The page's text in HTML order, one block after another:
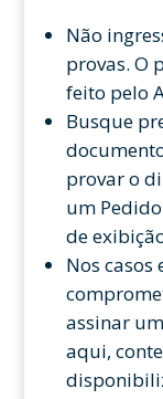
Não
provas. O
feito pelo
Busque
provar o
um
de
Nos casos
assinar
aqui,